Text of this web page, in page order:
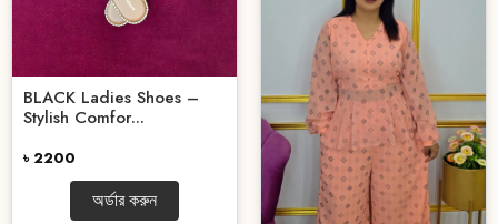
BLACK Ladies Shoes –
Stylish Comfor...
৳ 2200
অর্ডার করুন